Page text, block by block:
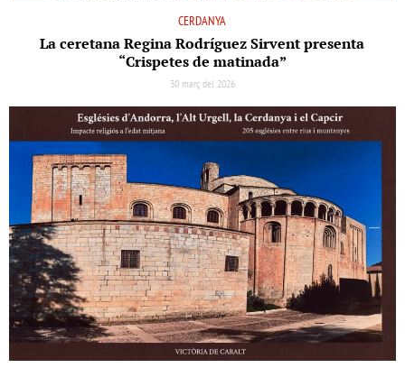
CERDANYA
La ceretana Regina Rodríguez Sirvent presenta
“Crispetes de matinada”
30 març del 2026